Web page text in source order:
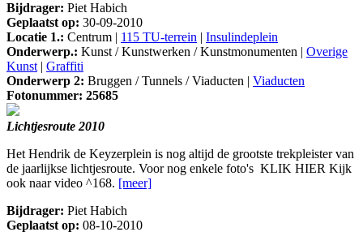
Bijdrager: Piet Habich
Geplaatst op: 30-09-2010
Locatie 1.: Centrum | 115 TU-terrein | Insulindeplein
Onderwerp.: Kunst / Kunstwerken / Kunstmonumenten | Overige
Kunst | Graffiti
Onderwerp 2: Bruggen / Tunnels / Viaducten | Viaducten
Fotonummer: 25685
Lichtjesroute 2010
Het Hendrik de Keyzerplein is nog altijd de grootste trekpleister van
de jaarlijkse lichtjesroute. Voor nog enkele foto's KLIK HIER Kijk
ook naar video ^168. [meer]
Bijdrager: Piet Habich
Geplaatst op: 08-10-2010